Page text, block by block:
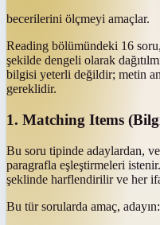
becerilerini ölçmeyi amaçlar.
Reading bölümündeki 16
şekilde dengeli olarak
bilgisi yeterli değildir; metin
gereklidir.
1. Matching Items
Bu soru tipinde adaylardan,
paragrafla eşleştirmeleri
şeklinde harflendirilir ve her
Bu tür sorularda amaç, adayın: